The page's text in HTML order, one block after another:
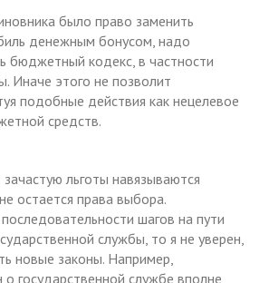
было право заменить
денежным бонусом, надо
бюджетный кодекс, в частности
Иначе этого не позволит
подобные действия как нецелевое
средств.
льготы навязываются
остается права выбора.
шагов на пути
службы, то я не уверен,
новые законы. Например,
государственной службе вполне